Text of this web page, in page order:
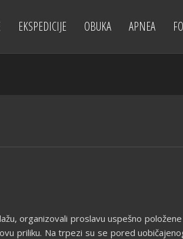
EKSPEDICIJE OBUKA APNEA
organizovali proslavu uspešno položene
priliku. Na trpezi su se pored